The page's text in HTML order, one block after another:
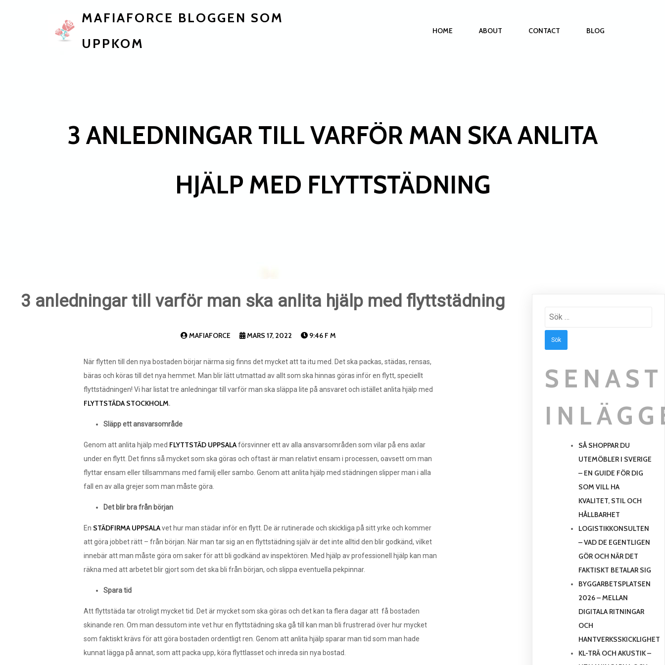
MAFIAFORCE BLOGGEN SOM
UPPKOM
HOME ABOUT CONTACT BLOG
3 ANLEDNINGAR TILL VARFÖR MAN SKA ANLITA
HJÄLP MED FLYTTSTÄDNING
3 anledningar till varför man ska anlita hjälp med flyttstädning
MAFIAFORCE MARS 17, 2022 9:46 F M
När flytten till den nya bostaden börjar närma sig finns det mycket att ta itu med. Det ska packas, städas, rensas,
bäras och köras till det nya hemmet. Man blir lätt utmattad av allt som ska hinnas göras inför en flytt, speciellt
flyttstädningen! Vi har listat tre anledningar till varför man ska släppa lite på ansvaret och istället anlita hjälp med
FLYTTSTÄDA STOCKHOLM.
Släpp ett ansvarsområde
Genom att anlita hjälp med FLYTTSTÄD UPPSALAförsvinner ett av alla ansvarsområden som vilar på ens axlar
under en flytt. Det finns så mycket som ska göras och oftast är man relativt ensam i processen, oavsett om man
flyttar ensam eller tillsammans med familj eller sambo. Genom att anlita hjälp med städningen slipper man i alla
fall en av alla grejer som man måste göra.
Det blir bra från början
En STÄDFIRMA UPPSALAvet hur man städar inför en flytt. De är rutinerade och skickliga på sitt yrke och kommer
att göra jobbet rätt – från början. När man tar sig an en flyttstädning själv är det inte alltid den blir godkänd, vilket
innebär att man måste göra om saker för att bli godkänd av inspektören. Med hjälp av professionell hjälp kan man
räkna med att arbetet blir gjort som det ska bli från början, och slippa eventuella pekpinnar.
Spara tid
Att flyttstäda tar otroligt mycket tid. Det är mycket som ska göras och det kan ta flera dagar att få bostaden
skinande ren. Om man dessutom inte vet hur en flyttstädning ska gå till kan man bli frustrerad över hur mycket
som faktiskt krävs för att göra bostaden ordentligt ren. Genom att anlita hjälp sparar man tid som man hade
kunnat lägga på annat, som att packa upp, köra flyttlasset och inreda sin nya bostad.
Sök
SÅ SHOPPAR DU
UTEMÖBLER I SVERIGE
– EN GUIDE FÖR DIG
SOM VILL HA
KVALITET, STIL OCH
HÅLLBARHET
LOGISTIKKONSULTEN
– VAD DE EGENTLIGEN
GÖR OCH NÄR DET
FAKTISKT BETALAR SIG
BYGGARBETSPLATSEN
2026 – MELLAN
DIGITALA RITNINGAR
OCH
HANTVERKSSKICKLIGHET
KL-TRÄ OCH AKUSTIK –